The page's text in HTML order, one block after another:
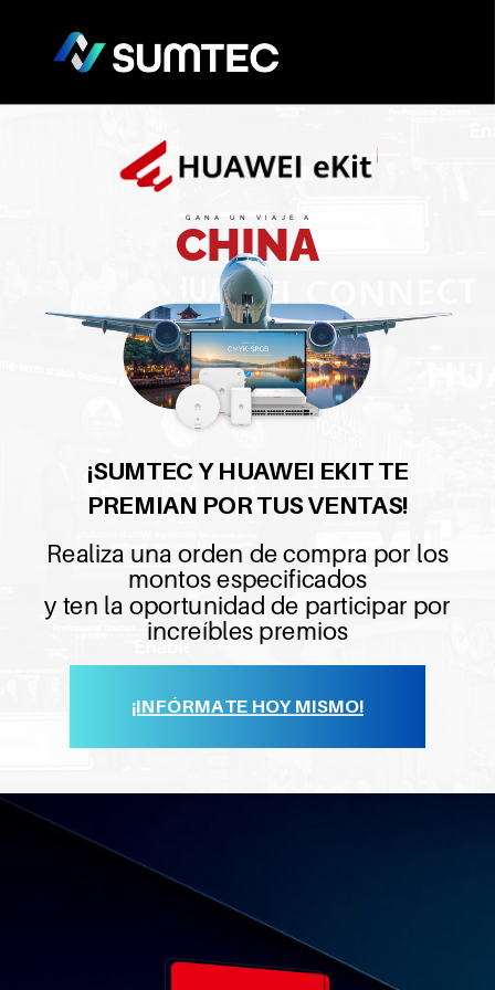
¡INFÓRMATE HOY MISMO!
GANA UN VIAJE A
CHINA
¡SUMTEC Y HUAWEI EKIT TE
PREMIAN POR TUS VENTAS!
Realiza una orden de compra por los
montos especificados
y ten la oportunidad de participar por
increíbles premios